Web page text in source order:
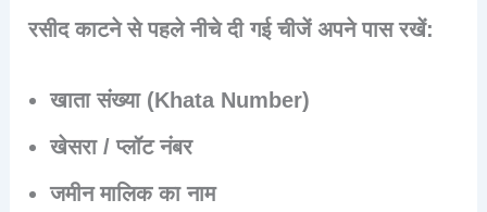
रसीद काटने से पहले नीचे दी गई चीजें अपने पास रखें:
खाता संख्या (Khata Number)
खेसरा / प्लॉट नंबर
जमीन मालिक का नाम